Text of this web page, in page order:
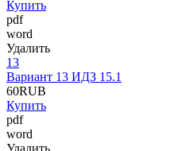
Купить
pdf
word
Удалить
13
Вариант 13 ИДЗ 15.1
60RUB
Купить
pdf
word
Удалить